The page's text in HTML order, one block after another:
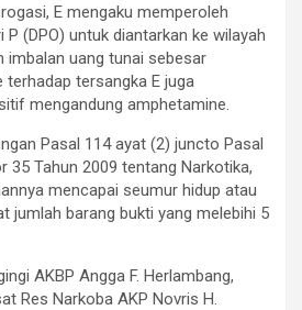
E mengaku memperoleh
(DPO) untuk diantarkan ke wilayah
imbalan uang tunai sebesar
terhadap tersangka E juga
mengandung amphetamine.
Pasal 114 ayat (2) juncto Pasal
35 Tahun 2009 tentang Narkotika,
mencapai seumur hidup atau
jumlah barang bukti yang melebihi 5
AKBP Angga F. Herlambang,
Res Narkoba AKP Novris H.